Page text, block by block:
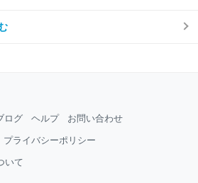
ログ ヘルプ お問い合わせ
プライバシーポリシー
いて